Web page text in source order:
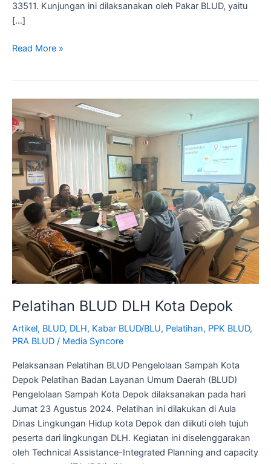
33511. Kunjungan ini dilaksanakan oleh Pakar BLUD, yaitu
[…]
Read More »
Pelatihan BLUD DLH Kota Depok
Artikel, BLUD, DLH, Kabar BLUD/BLU, Pelatihan, PPK BLUD,
PRA BLUD / Media Syncore
Pelaksanaan Pelatihan BLUD Pengelolaan Sampah Kota
Depok Pelatihan Badan Layanan Umum Daerah (BLUD)
Pengelolaan Sampah Kota Depok dilaksanakan pada hari
Jumat 23 Agustus 2024. Pelatihan ini dilakukan di Aula
Dinas Lingkungan Hidup kota Depok dan diikuti oleh tujuh
peserta dari lingkungan DLH. Kegiatan ini diselenggarakan
oleh Technical Assistance-Integrated Planning and capacity
Pelatihan
BLUD
DLH
Kota
Depok